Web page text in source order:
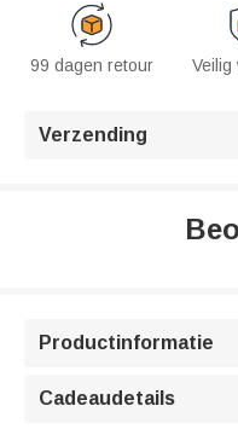
99 dagen retour Veilig
Verzending
Productinformatie
Cadeaudetails